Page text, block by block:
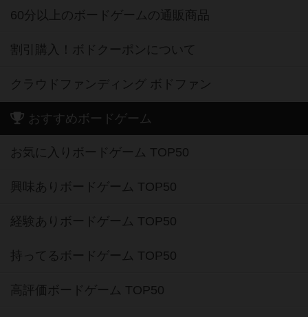
60分以上のボードゲームの通販商品
割引購入！ボドクーポンについて
クラウドファンディング ボドファン
おすすめボードゲーム
お気に入りボードゲーム TOP50
興味ありボードゲーム TOP50
経験ありボードゲーム TOP50
持ってるボードゲーム TOP50
高評価ボードゲーム TOP50